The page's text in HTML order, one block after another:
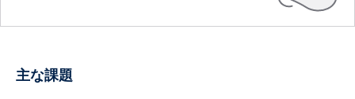
主な課題